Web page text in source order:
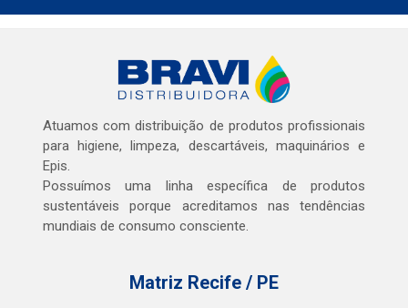
Atuamos com distribuição de produtos profissionais
para higiene, limpeza, descartáveis, maquinários e
Epis.
Possuímos uma linha específica de produtos
sustentáveis porque acreditamos nas tendências
mundiais de consumo consciente.
Matriz Recife / PE